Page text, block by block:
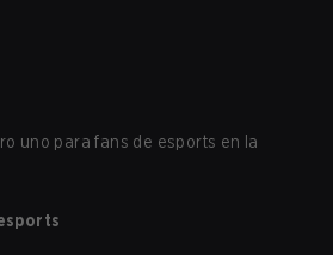
uno para fans de esports en la